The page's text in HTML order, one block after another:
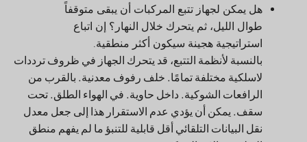
هل يمكن لجهاز تتبع المركبات أن يبقى متوقفاً
طوال الليل، ثم يتحرك خلال النهار؟ إن اتباع
استراتيجية هجينة سيكون أكثر منطقية.
بالنسبة لأنظمة التتبع، قد يتحرك الجهاز في ظروف ترددات
لاسلكية مختلفة تمامًا. خلف رفوف معدنية. بالقرب من
الرافعات الشوكية. داخل حاوية. في الهواء الطلق. تحت
سقف. يمكن أن يؤدي عدم الاستقرار هذا إلى جعل معدل
نقل البيانات التلقائي أقل قابلية للتنبؤ ما لم يفهم منطق